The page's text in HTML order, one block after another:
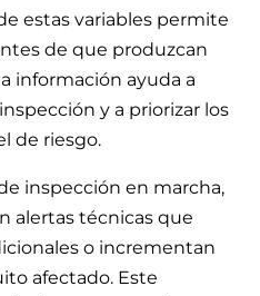
estas variables permite
de que produzcan
información ayuda a
y a priorizar los
de riesgo.
inspección en marcha,
alertas técnicas que
o incrementan
afectado. Este